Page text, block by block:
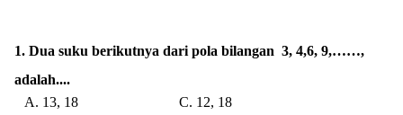
1. Dua suku berikutnya dari pola bilangan 3, 4,6, 9,……,
adalah....
A. 13, 18 C. 12, 18